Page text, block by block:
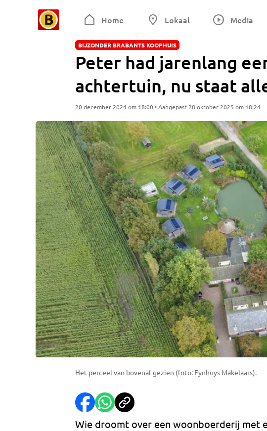
Home Lokaal Media
BIJZONDER BRABANTS KOOPHUIS
Peter had jarenlang
achtertuin, nu staat
20 december 2024 om 18:00 • Aangepast 28 oktober 2025 om 18:24
Het perceel van bovenaf gezien (foto: Fynhuys Makelaars).
Wie droomt over een woonboerderij met